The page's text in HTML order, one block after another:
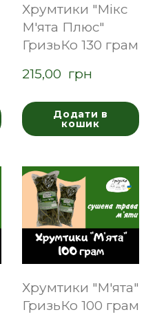
Хрумтики "Мікс
М'ята Плюс"
ГризьКо 130 грам
215,00  грн
Додати в
кошик
Хрумтики "М'ята"
ГризьКо 100 грам